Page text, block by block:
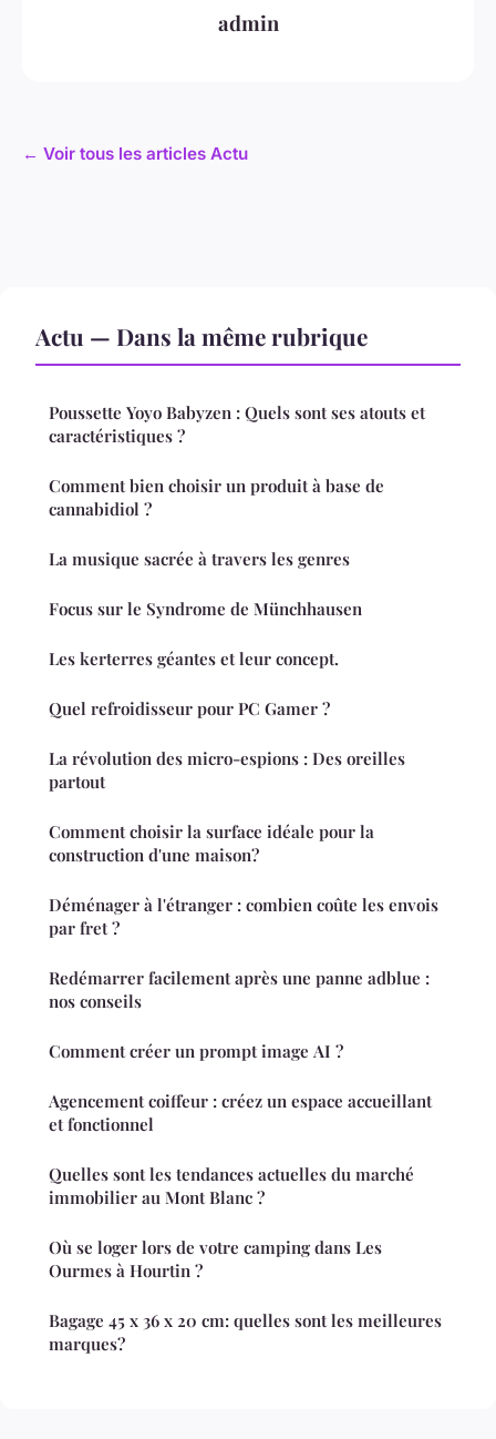
admin
← Voir tous les articles Actu
Actu — Dans la même rubrique
Poussette Yoyo Babyzen : Quels sont ses atouts et
caractéristiques ?
Comment bien choisir un produit à base de
cannabidiol ?
La musique sacrée à travers les genres
Focus sur le Syndrome de Münchhausen
Les kerterres géantes et leur concept.
Quel refroidisseur pour PC Gamer ?
La révolution des micro-espions : Des oreilles
partout
Comment choisir la surface idéale pour la
construction d'une maison?
Déménager à l'étranger : combien coûte les envois
par fret ?
Redémarrer facilement après une panne adblue :
nos conseils
Comment créer un prompt image AI ?
Agencement coiffeur : créez un espace accueillant
et fonctionnel
Quelles sont les tendances actuelles du marché
immobilier au Mont Blanc ?
Où se loger lors de votre camping dans Les
Ourmes à Hourtin ?
Bagage 45 x 36 x 20 cm: quelles sont les meilleures
marques?